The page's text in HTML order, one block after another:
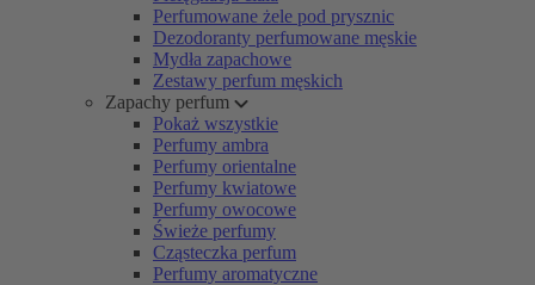
Perfumowane żele pod prysznic
Dezodoranty perfumowane męskie
Mydła zapachowe
Zestawy perfum męskich
Zapachy perfum
Pokaż wszystkie
Perfumy ambra
Perfumy orientalne
Perfumy kwiatowe
Perfumy owocowe
Świeże perfumy
Cząsteczka perfum
Perfumy aromatyczne